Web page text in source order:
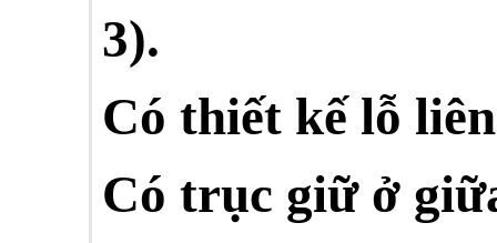
3).
Có thiết kế lỗ
Có trục giữ ở